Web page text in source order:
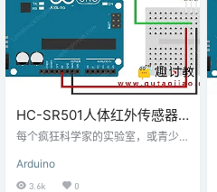
0C…
HC-SR501人体红外传感器
与arduino
每个疯狂科学家的实验室，或青少
措施，以防止流氓或兄弟姐妹的入
侵。如果你是其中之一，你应该考
Arduino
3.6k 0